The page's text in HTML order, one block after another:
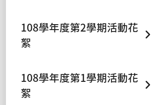
108學年度第2學期活動花
絮
108學年度第1學期活動花
絮